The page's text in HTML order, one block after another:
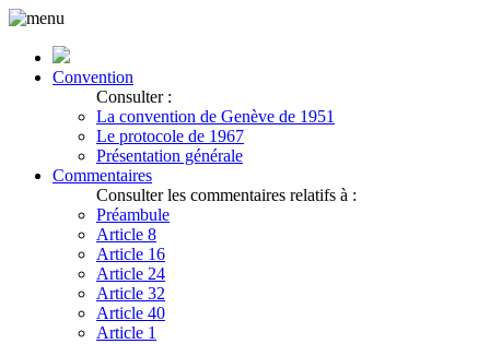
Convention
Consulter :
La convention de Genève de 1951
Le protocole de 1967
Présentation générale
Commentaires
Consulter les commentaires relatifs à :
Préambule
Article 8
Article 16
Article 24
Article 32
Article 40
Article 1